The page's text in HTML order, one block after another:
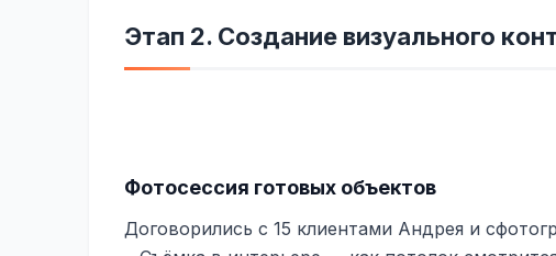
Этап 2. Создание визуального
Фотосессия готовых объектов
Договорились с 15 клиентами Андрея и